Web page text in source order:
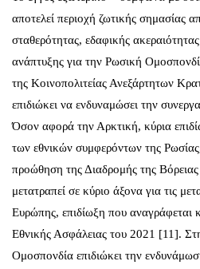
αποτελεί περιοχή ζωτικής σημασίας
σταθερότητας, εδαφικής
ανάπτυξης για την Ρωσική
της Κοινοπολιτείας Ανεξάρτητων
επιδιώκει να ενδυναμώσει την
Όσον αφορά την Αρκτική, κύρια
των εθνικών συμφερόντων της
προώθηση της Διαδρομής της
μετατραπεί σε κύριο άξονα για τις
Ευρώπης, επιδίωξη που αναγράφεται
Εθνικής Ασφάλειας του 2021 [11].
Ομοσπονδία επιδιώκει την